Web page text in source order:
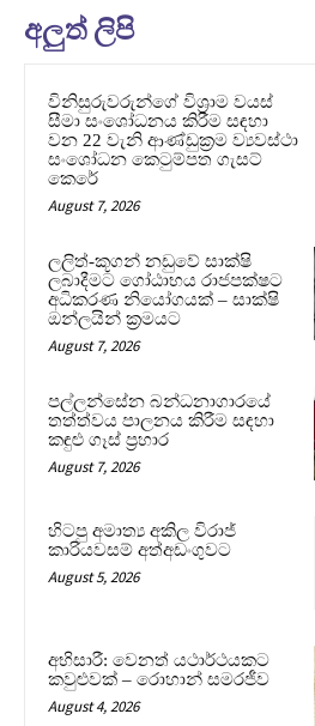
අලුත් ලිපි
විනිසුරුවරුන්ගේ විශ්‍රාම වයස්
සීමා සංශෝධනය කිරීම සඳහා
වන 22 වැනි ආණ්ඩුක්‍රම ව්‍යවස්ථා
සංශෝධන කෙටුම්පත ගැසට්
කෙරේ
August 7, 2026
ලලිත්-කූගන් නඩුවේ සාක්ෂි
ලබාදීමට ගෝඨාභය රාජපක්ෂට
අධිකරණ නියෝගයක් – සාක්ෂි
ඔන්ලයින් ක්‍රමයට
August 7, 2026
පල්ලන්සේන බන්ධනාගාරයේ
තත්ත්වය පාලනය කිරීම සඳහා
කඳුළු ගෑස් ප්‍රහාර
August 7, 2026
හිටපු අමාත්‍ය අකිල විරාජ්
කාරියවසම් අත්අඩංගුවට
August 5, 2026
අභිසාරී: වෙනත් යථාර්ථයකට
කවුළුවක් – රොහාන් සමරජීව
August 4, 2026